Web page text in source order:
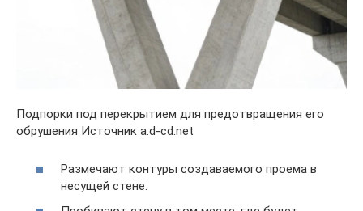
Подпорки под перекрытием для предотвращения его
обрушения Источник a.d-cd.net
Размечают контуры создаваемого проема в
несущей стене.